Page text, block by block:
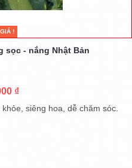
!
sọc - nắng Nhật Bản
₫
siêng hoa, dễ chăm sóc.